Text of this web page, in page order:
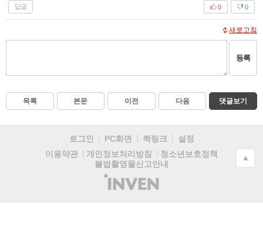
답글 0
0
새로고침
등록
목록 본문 이전 다음 댓글보기
로그인 PC화면 퀵링크
설정
이용약관
개인정보처리방침
청소년보호정책
불법촬영물신고안내
(주)
인
▲